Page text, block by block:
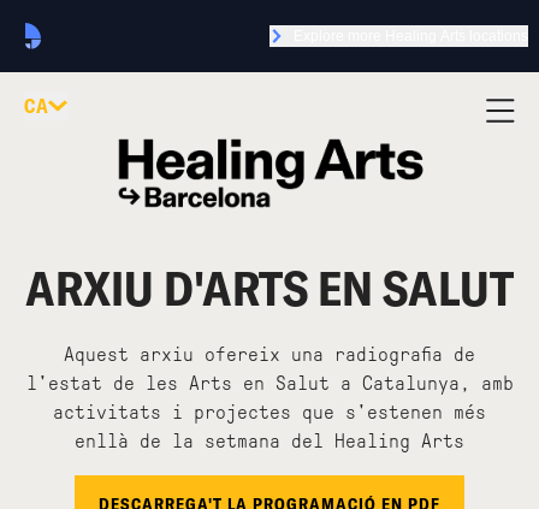
CA
ARXIU D'ARTS EN SALUT
Aquest arxiu ofereix una radiografia de
l'estat de les Arts en Salut a Catalunya, amb
activitats i projectes que s'estenen més
enllà de la setmana del Healing Arts
DESCARREGA'T LA PROGRAMACIÓ EN PDF